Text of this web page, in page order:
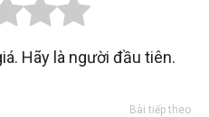
Hãy là người đầu tiên.
Bài tiếp theo